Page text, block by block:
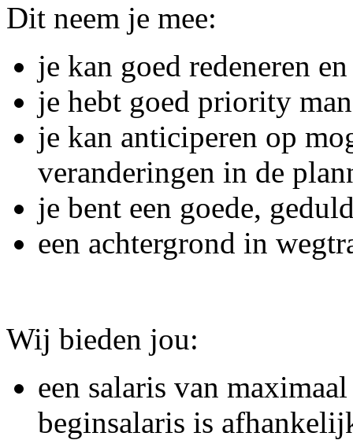
Dit neem je mee:
je kan goed redeneren
je hebt goed priority
je kan anticiperen op
veranderingen in de
je bent een goede,
een achtergrond in
Wij bieden jou:
een salaris van
beginsalaris is